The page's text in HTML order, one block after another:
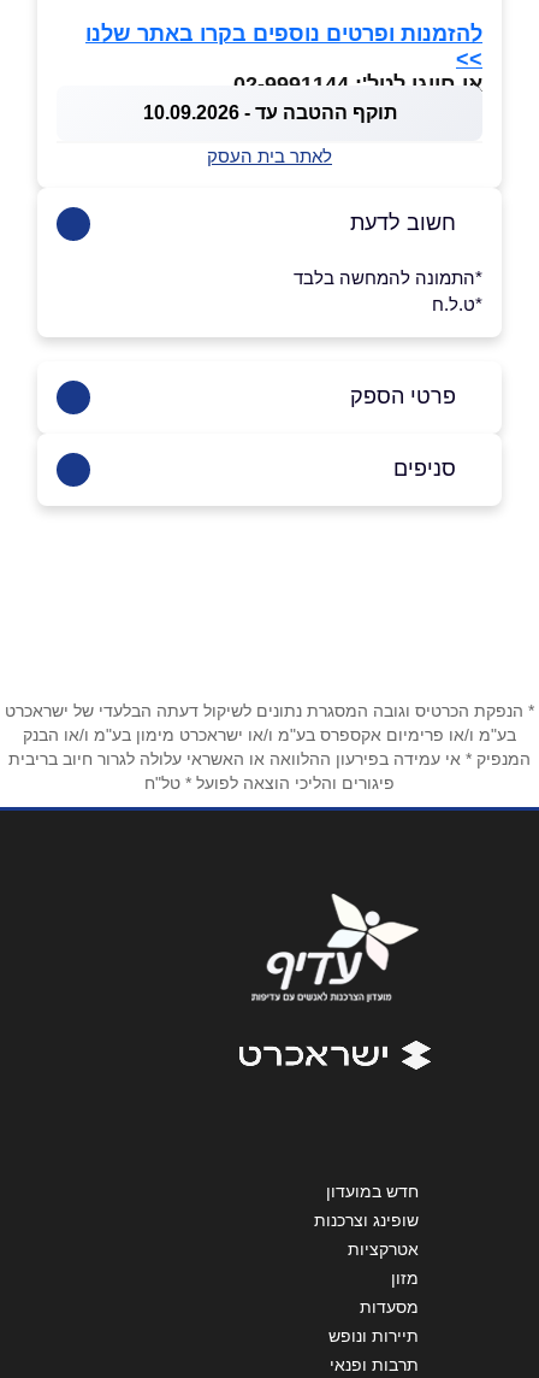
להזמנות ופרטים נוספים בקרו באתר שלנו
>>
או חייגו לטל': 02-9991144
תוקף ההטבה עד - 10.09.2026
לאתר בית העסק
חשוב לדעת
*התמונה להמחשה בלבד
*ט.ל.ח
פרטי הספק
באתר בפייסבוק באינסטגרם
טלפון*
אנא חזרו אלי בקשר ל...
סניפים
* הנפקת הכרטיס וגובה המסגרת נתונים לשיקול דעתה הבלעדי של ישראכרט
בע"מ ו/או פרימיום אקספרס בע"מ ו/או ישראכרט מימון בע"מ ו/או הבנק
המנפיק * אי עמידה בפירעון ההלוואה או האשראי עלולה לגרור חיוב בריבית
פיגורים והליכי הוצאה לפועל * טל"ח
חדש במועדון
שופינג וצרכנות
אטרקציות
מזון
מסעדות
תיירות ונופש
תרבות ופנאי